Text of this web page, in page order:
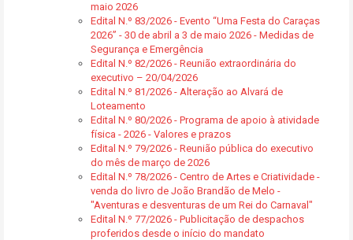
maio 2026
Edital N.º 83/2026 - Evento “Uma Festa do Caraças
2026” - 30 de abril a 3 de maio 2026 - Medidas de
Segurança e Emergência
Edital N.º 82/2026 - Reunião extraordinária do
executivo – 20/04/2026
Edital N.º 81/2026 - Alteração ao Alvará de
Loteamento
Edital N.º 80/2026 - Programa de apoio à atividade
física - 2026 - Valores e prazos
Edital N.º 79/2026 - Reunião pública do executivo
do mês de março de 2026
Edital N.º 78/2026 - Centro de Artes e Criatividade -
venda do livro de João Brandão de Melo -
"Aventuras e desventuras de um Rei do Carnaval"
Edital N.º 77/2026 - Publicitação de despachos
proferidos desde o início do mandato